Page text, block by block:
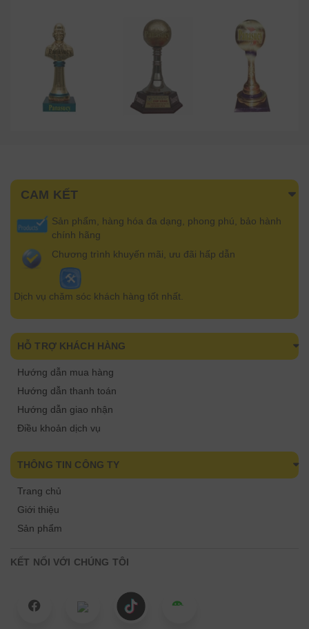
CAM KẾT
Sản phẩm, hàng hóa đa dạng, phong phú, bảo hành
chính hãng
Chương trình khuyến mãi, ưu đãi hấp dẫn
Dịch vụ chăm sóc khách hàng tốt nhất.
HỖ TRỢ KHÁCH HÀNG
Hướng dẫn mua hàng
Hướng dẫn thanh toán
Hướng dẫn giao nhận
Điều khoản dịch vụ
THÔNG TIN CÔNG TY
Trang chủ
Giới thiệu
Sản phẩm
KẾT NỐI VỚI CHÚNG TÔI